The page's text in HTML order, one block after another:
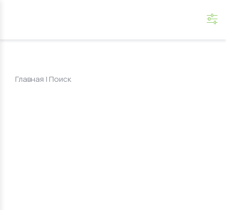
Главная | Поиск